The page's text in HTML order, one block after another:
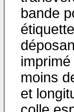
bande
moins
et